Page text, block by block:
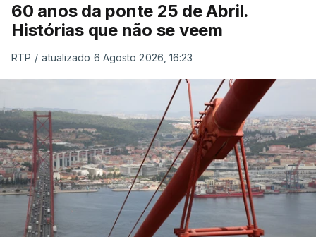
60 anos da ponte 25 de Abril.
Histórias que não se veem
RTP / atualizado 6 Agosto 2026, 16:23